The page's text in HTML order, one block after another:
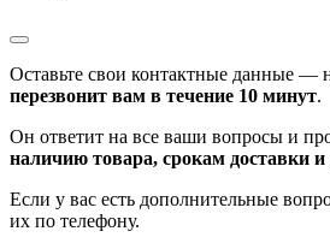
Оставьте свои контактные данные —
перезвонит вам в течение 10 минут.
Он ответит на все ваши вопросы и
наличию товара, срокам доставки
Если у вас есть дополнительные
их по телефону.